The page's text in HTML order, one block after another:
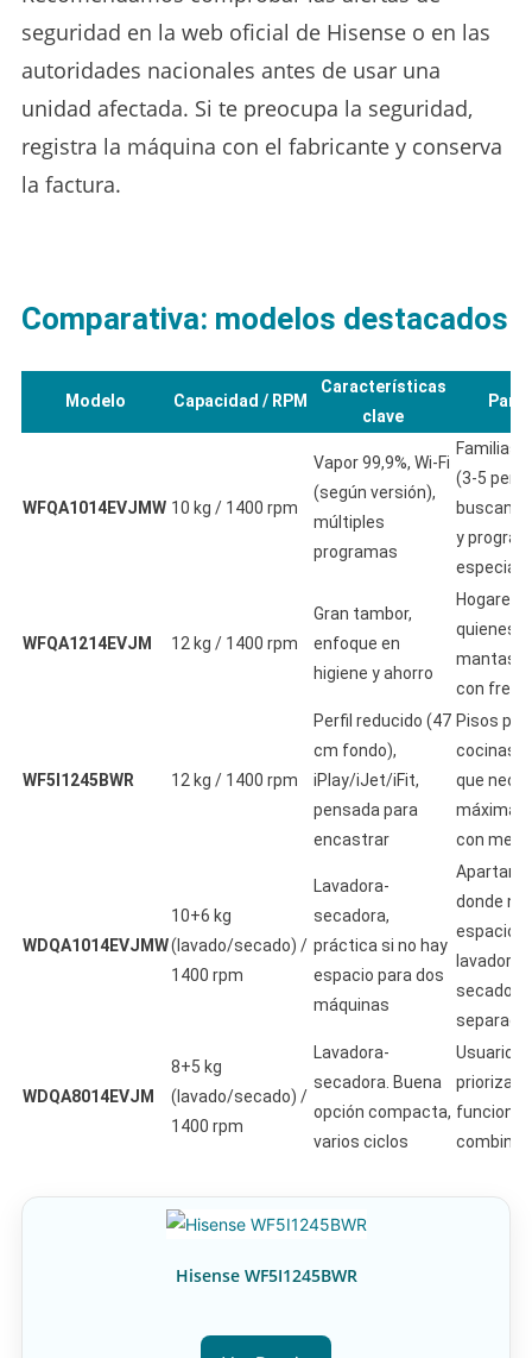
seguridad en la web oficial de Hisense o en las
autoridades nacionales antes de usar una
unidad afectada. Si te preocupa la seguridad,
registra la máquina con el fabricante y conserva
la factura.
Comparativa: modelos destacados
Modelo Capacidad / RPM
Características
clave
Para
WFQA1014EVJMW 10 kg / 1400 rpm
Vapor 99,9%, Wi-Fi
(según versión),
múltiples
programas
Familias
(3-5
buscan
y
WFQA1214EVJM 12 kg / 1400 rpm
Gran tambor,
enfoque en
higiene y ahorro
Hogares
quienes
mantas/
con
WF5I1245BWR 12 kg / 1400 rpm
Perfil reducido (47
cm fondo),
iPlay/iJet/iFit,
pensada para
encastrar
Pisos
cocinas
que
máxima
con
WDQA1014EVJMW
10+6 kg
(lavado/secado) /
1400 rpm
Lavadora-
secadora,
práctica si no hay
espacio para dos
máquinas
donde no
espacio
lavadora y
secadora
separado.
WDQA8014EVJM
8+5 kg
(lavado/secado) /
1400 rpm
Lavadora-
secadora. Buena
opción compacta,
varios ciclos
Usuarios
priorizan
Hisense WF5I1245BWR